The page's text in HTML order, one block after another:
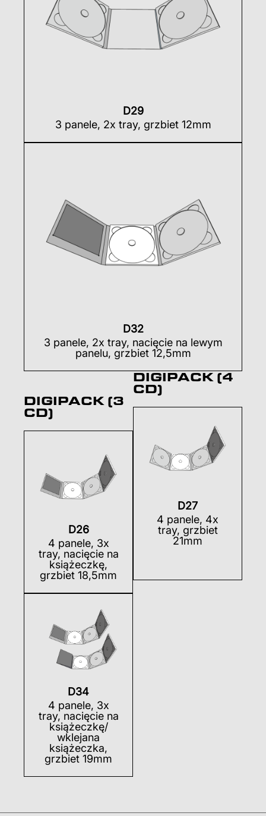
D29
3 panele, 2x tray, grzbiet 12mm
D32
3 panele, 2x tray, nacięcie na lewym
panelu, grzbiet 12,5mm
DIGIPACK (3
CD)
D26
4 panele, 3x
tray, nacięcie na
książeczkę,
grzbiet 18,5mm
D34
4 panele, 3x
tray, nacięcie na
książeczkę/
wklejana
książeczka,
grzbiet 19mm
DIGIPACK (4
CD)
D27
4 panele, 4x
tray, grzbiet
21mm